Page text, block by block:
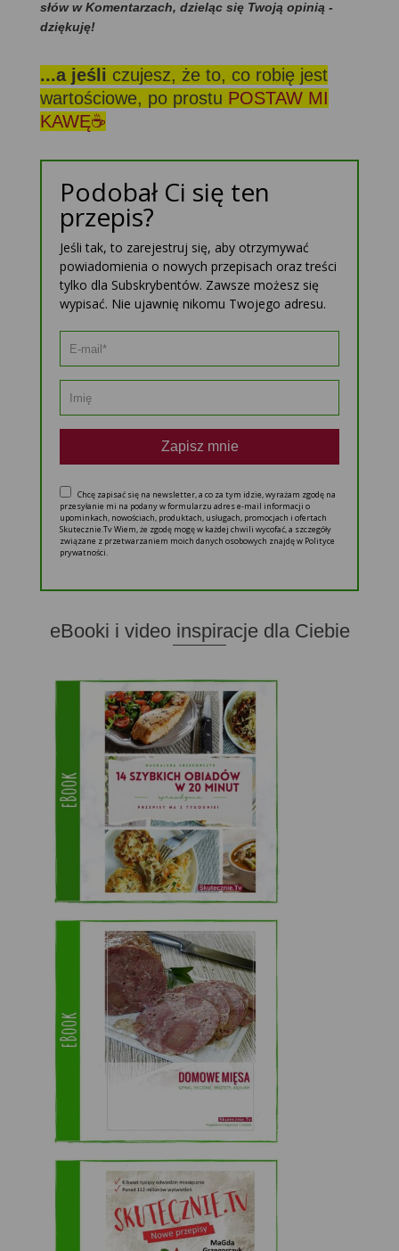
słów w Komentarzach, dzieląc się Twoją opinią -
dziękuję!
...a jeśli czujesz, że to, co robię jest
wartościowe, po prostu POSTAW MI
KAWĘ☕
Podobał Ci się ten
przepis?
Jeśli tak, to zarejestruj się, aby otrzymywać
powiadomienia o nowych przepisach oraz treści
tylko dla Subskrybentów. Zawsze możesz się
wypisać. Nie ujawnię nikomu Twojego adresu.
Zapisz mnie
Chcę zapisać się na newsletter, a co za tym idzie, wyrażam zgodę na
przesyłanie mi na podany w formularzu adres e-mail informacji o
upominkach, nowościach, produktach, usługach, promocjach i ofertach
Skutecznie.Tv Wiem, że zgodę mogę w każdej chwili wycofać, a szczegóły
związane z przetwarzaniem moich danych osobowych znajdę w Polityce
prywatności.
eBooki i video inspiracje dla Ciebie